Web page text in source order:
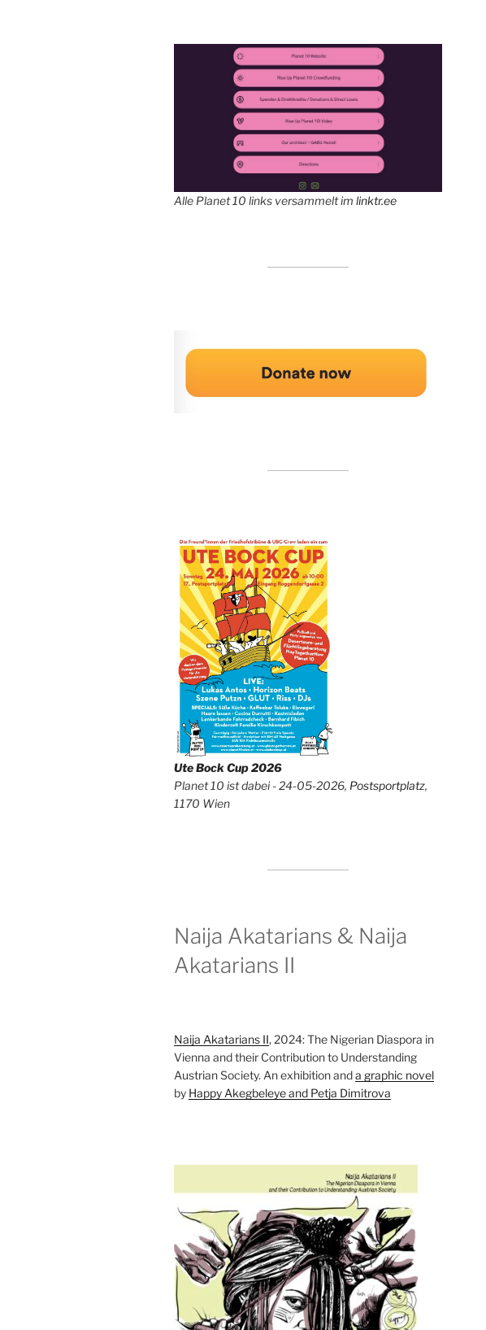
Alle Planet 10 links versammelt im linktr.ee
Ute Bock Cup 2026
Planet 10 ist dabei - 24-05-2026, Postsportplatz,
1170 Wien
Naija Akatarians & Naija
Akatarians II
Naija Akatarians II, 2024: The Nigerian Diaspora in
Vienna and their Contribution to Understanding
Austrian Society. An exhibition anda graphic novel
by Happy Akegbeleye and Petja Dimitrova